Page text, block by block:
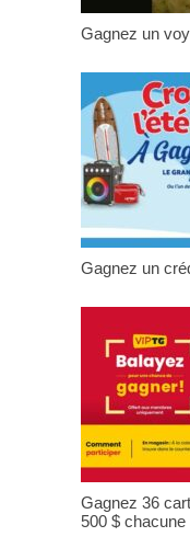
Gagnez un
Gagnez un
Gagnez 36
500 $ chacune